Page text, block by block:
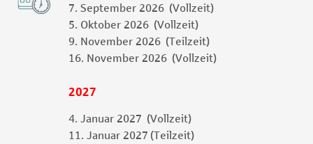
7. September 2026 (Vollzeit)
5. Oktober 2026 (Vollzeit)
9. November 2026 (Teilzeit)
16. November 2026 (Vollzeit)
2027
4. Januar 2027 (Vollzeit)
11. Januar 2027 (Teilzeit)